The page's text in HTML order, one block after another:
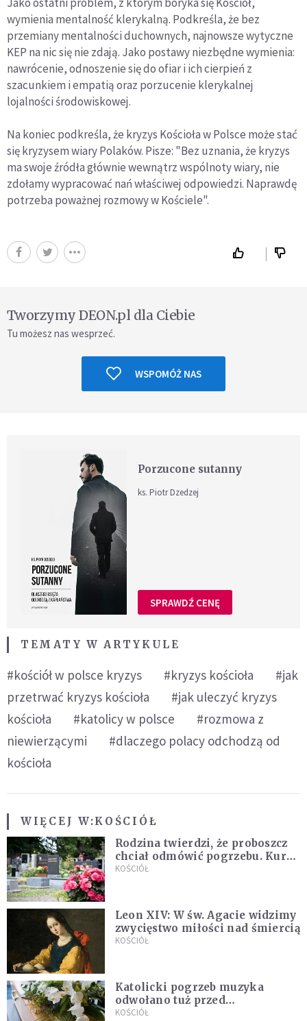
wymienia mentalność klerykalną. Podkreśla, że bez
przemiany mentalności duchownych, najnowsze wytyczne
KEP na nic się nie zdają. Jako postawy niezbędne wymienia:
nawrócenie, odnoszenie się do ofiar i ich cierpień z
szacunkiem i empatią oraz porzucenie klerykalnej
lojalności środowiskowej.
Na koniec podkreśla, że kryzys Kościoła w Polsce może stać
się kryzysem wiary Polaków. Pisze: "Bez uznania, że kryzys
ma swoje źródła głównie wewnątrz wspólnoty wiary, nie
zdołamy wypracować nań właściwej odpowiedzi. Naprawdę
potrzeba poważnej rozmowy w Kościele".
Tworzymy DEON.pl dla Ciebie
Tu możesz nas wesprzeć.
WSPOMÓŻ NAS
Porzucone sutanny
ks. Piotr Dzedzej
SPRAWDŹ CENĘ
TEMATY W ARTYKULE
#kościół w polsce kryzys #kryzys kościoła
#jak
przetrwać kryzys kościoła
#jak uleczyć kryzys
kościoła
#katolicy w polsce
#rozmowa z
niewierzącymi
#dlaczego polacy odchodzą od
kościoła
WIĘCEJ W:KOŚCIÓŁ
Rodzina twierdzi, że proboszcz
chciał odmówić pogrzebu. Kuria
zapowiada wyjaśnienia
KOŚCIÓŁ
Leon XIV: W św. Agacie widzimy
zwycięstwo miłości nad śmiercią
KOŚCIÓŁ
Katolicki pogrzeb muzyka
odwołano tuż przed
uroczystością. Powodem była
KOŚCIÓŁ